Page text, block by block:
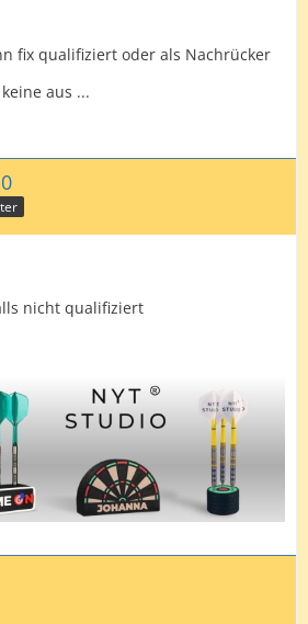
fix qualifiziert oder als Nachrücker
aus ...
nicht qualifiziert